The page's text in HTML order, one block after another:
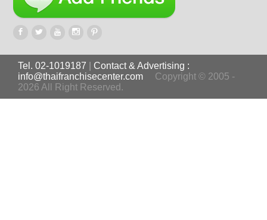
Tel. 02-1019187
Contact & Advertising :
info@thaifranchisecenter.com
Copyright © 2005 -
2026 All Right Reserved.